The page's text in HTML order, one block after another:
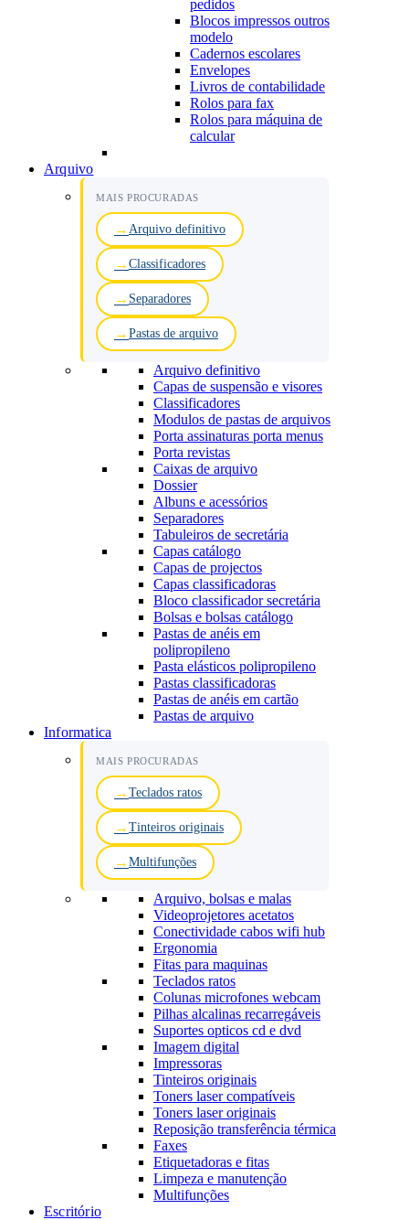
pedidos
Blocos impressos outros
modelo
Cadernos escolares
Envelopes
Livros de contabilidade
Rolos para fax
Rolos para máquina de
calcular
Arquivo
MAIS PROCURADAS
Arquivo definitivo
Classificadores
Separadores
Pastas de arquivo
Arquivo definitivo
Capas de suspensão e visores
Classificadores
Modulos de pastas de arquivos
Porta assinaturas porta menus
Porta revistas
Caixas de arquivo
Dossier
Albuns e acessórios
Separadores
Tabuleiros de secretária
Capas catálogo
Capas de projectos
Capas classificadoras
Bloco classificador secretária
Bolsas e bolsas catálogo
Pastas de anéis em
polipropileno
Pasta elásticos polipropileno
Pastas classificadoras
Pastas de anéis em cartão
Pastas de arquivo
Informatica
MAIS PROCURADAS
Teclados ratos
Tinteiros originais
Multifunções
Arquivo, bolsas e malas
Videoprojetores acetatos
Conectividade cabos wifi hub
Ergonomia
Fitas para maquinas
Teclados ratos
Colunas microfones webcam
Pilhas alcalinas recarregáveis
Suportes opticos cd e dvd
Imagem digital
Impressoras
Tinteiros originais
Toners laser compatíveis
Toners laser originais
Reposição transferência térmica
Faxes
Etiquetadoras e fitas
Limpeza e manutenção
Multifunções
Escritório